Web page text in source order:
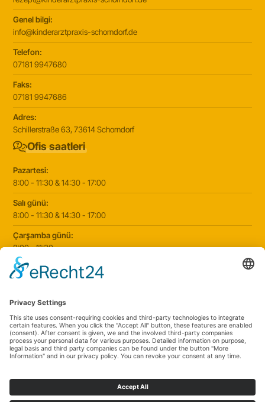
Genel bilgi:
info@kinderarztpraxis-schorndorf.de
Telefon:
07181 9947680
Faks:
07181 9947686
Adres:
Schillerstraße 63, 73614 Schorndorf
Ofis saatleri
Pazartesi:
8:00 - 11:30 & 14:30 - 17:00
Salı günü:
8:00 - 11:30 & 14:30 - 17:00
Çarşamba günü:
8:00 - 11:30
Perşembe günü:
8:00 - 11:30 & 14:30 - 17:00
Cuma günü:
8:00 - 11:30 & 14:30 - 17:00
2025 © Schorndorf pediatri kliniği | Website by
klickmanufaktur.digital